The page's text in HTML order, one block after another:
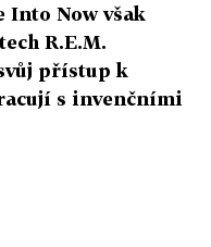
Into Now však
R.E.M.
přístup k
s invenčními